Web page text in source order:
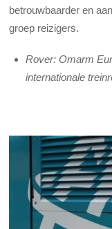
betrouwbaarder en
groep reizigers.
Rover: Omarm
internationale